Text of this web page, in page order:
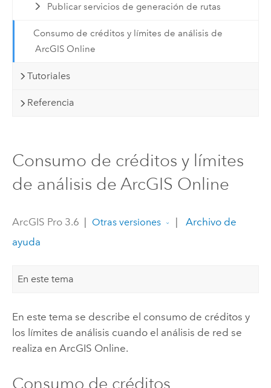
Publicar servicios de generación de rutas
Consumo de créditos y límites de análisis de
ArcGIS Online
Tutoriales
Referencia
Consumo de créditos y límites
de análisis de ArcGIS Online
ArcGIS Pro 3.6 Otras versiones
Archivo de
ayuda
En este tema
En este tema se describe el consumo de créditos y
los límites de análisis cuando el análisis de red se
realiza en ArcGIS Online.
Consumo de créditos